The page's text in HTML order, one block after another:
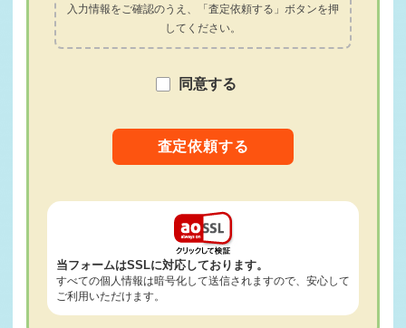
2026-05-27
毎週木曜日は定休日となります
2026-05-27
がとうございま …
札幌市T様 レクサス RX査定・買取 ご成約誠にありがと
2026-05-23
恵庭市W様 トヨタ カローラフィールダー査定・買取 ご成
約誠にありがと …
入力情報をご確認のうえ、「査定依頼する」ボタンを押
してください。
同意する
当フォームはSSLに対応しております。
すべての個人情報は暗号化して送信されますので、安心して
ご利用いただけます。